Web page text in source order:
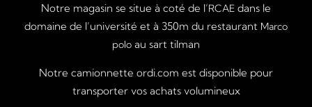
Notre magasin se situe à coté de l’RCAE dans le
domaine de l’université et à 350m du restaurant Marco
polo au sart tilman
Notre camionnette ordi.com est disponible pour
transporter vos achats volumineux